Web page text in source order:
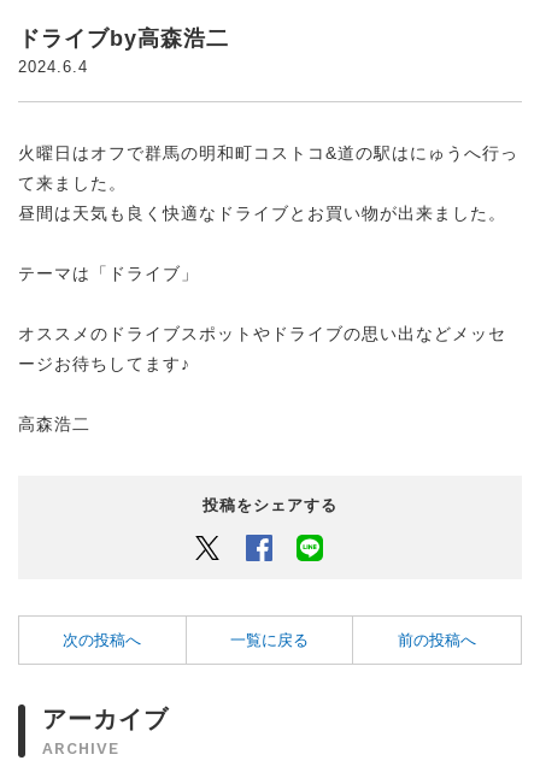
ドライブby高森浩二
2024.6.4
火曜日はオフで群馬の明和町コストコ&道の駅はにゅうへ行っ
て来ました。
昼間は天気も良く快適なドライブとお買い物が出来ました。
テーマは「ドライブ」
オススメのドライブスポットやドライブの思い出などメッセ
ージお待ちしてます♪
高森浩二
投稿をシェアする
Twitter Facebook
次の投稿へ 一覧に戻る 前の投稿へ
アーカイブ
ARCHIVE